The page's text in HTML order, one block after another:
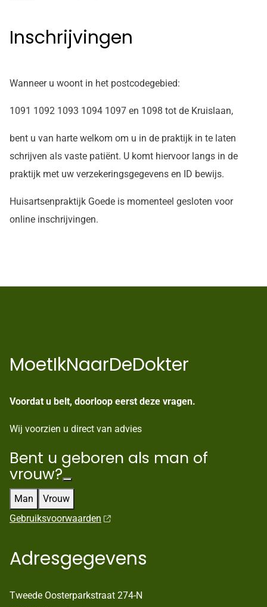
Inschrijvingen
Wanneer u woont in het postcodegebied:
1091 1092 1093 1094 1097 en 1098 tot de Kruislaan,
bent u van harte welkom om u in de praktijk in te laten
schrijven als vaste patiënt. U komt hiervoor langs in de
praktijk met uw verzekeringsgegevens en ID bewijs.
Huisartsenpraktijk Goede is momenteel gesloten voor
online inschrijvingen.
MoetIkNaarDeDokter
Voordat u belt, doorloop eerst deze vragen.
Wij voorzien u direct van advies
Bent u geboren als man of
vrouw?
Man
Vrouw
Gebruiksvoorwaarden
Adresgegevens
Tweede Oosterparkstraat 274-N